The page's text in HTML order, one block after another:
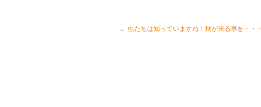
← 虫たちは知っていますね！秋が来る事を・・・